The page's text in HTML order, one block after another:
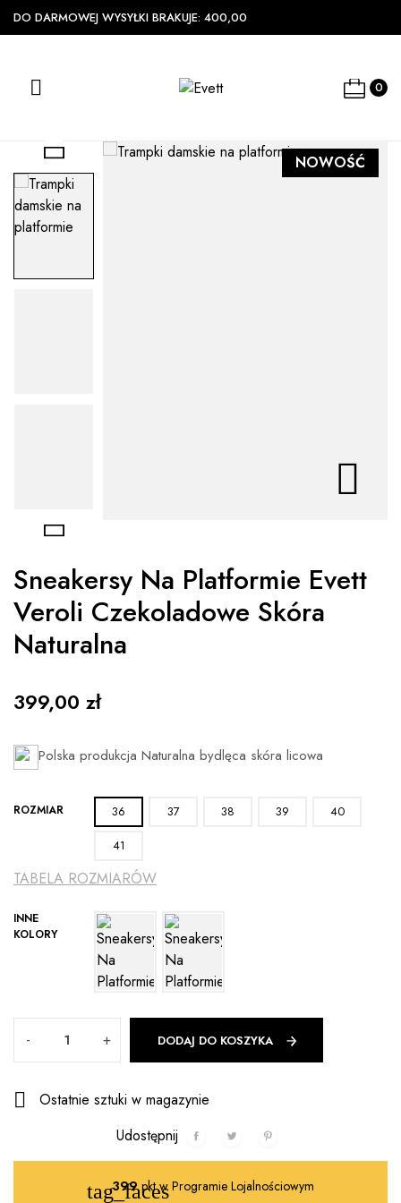
DO DARMOWEJ WYSYŁKI BRAKUJE: 400,00
 0
NOWOŚĆ



Sneakersy Na Platformie Evett
Veroli Czekoladowe Skóra
Naturalna
399,00 zł
Polska produkcja Naturalna bydlęca skóra licowa
ROZMIAR 36 37 38 39
40
41
TABELA ROZMIARÓW
INNE
KOLORY
- + DODAJ DO KOSZYKA

Ostatnie sztuki w magazynie
Udostępnij
tag_faces
399pkt w Programie Lojalnościowym